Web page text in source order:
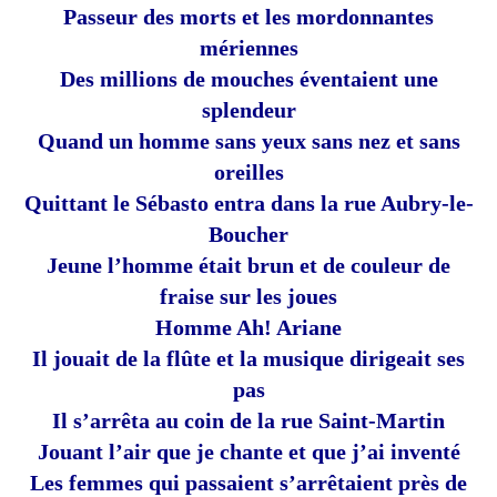
Passeur des morts et les mordonnantes
mériennes
Des millions de mouches éventaient une
splendeur
Quand un homme sans yeux sans nez et sans
oreilles
Quittant le Sébasto entra dans la rue Aubry-le-
Boucher
Jeune l’homme était brun et de couleur de
fraise sur les joues
Homme Ah! Ariane
Il jouait de la flûte et la musique dirigeait ses
pas
Il s’arrêta au coin de la rue Saint-Martin
Jouant l’air que je chante et que j’ai inventé
Les femmes qui passaient s’arrêtaient près de